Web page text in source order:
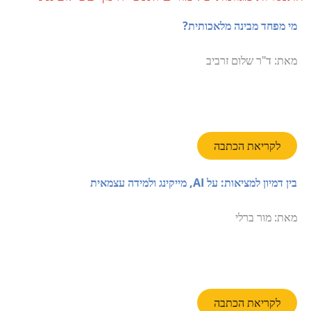
מי מפחד מבינה מלאכותית?
מאת: ד"ר שלום זרביב
לקריאת הכתבה
בין דמיון למציאות: על AI, מייקינג ולמידה עצמאית
מאת: מור ברלי
לקריאת הכתבה